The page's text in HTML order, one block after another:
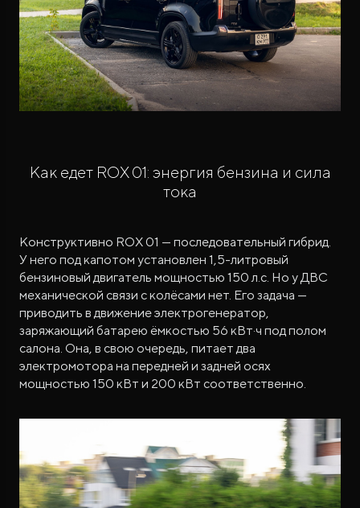
Как едет ROX 01: энергия бензина и сила
тока
Конструктивно ROX 01 — последовательный гибрид.
У него под капотом установлен 1,5-литровый
бензиновый двигатель мощностью 150 л.с. Но у ДВС
механической связи с колёсами нет. Его задача —
приводить в движение электрогенератор,
заряжающий батарею ёмкостью 56 кВт·ч под полом
салона. Она, в свою очередь, питает два
электромотора на передней и задней осях
мощностью 150 кВт и 200 кВт соответственно.